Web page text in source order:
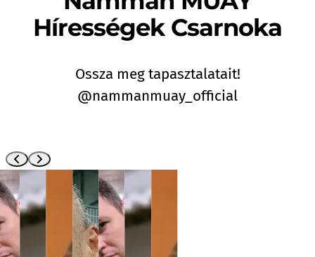
Hírességek Csarnoka
Ossza meg tapasztalatait!
@nammanmuay_official